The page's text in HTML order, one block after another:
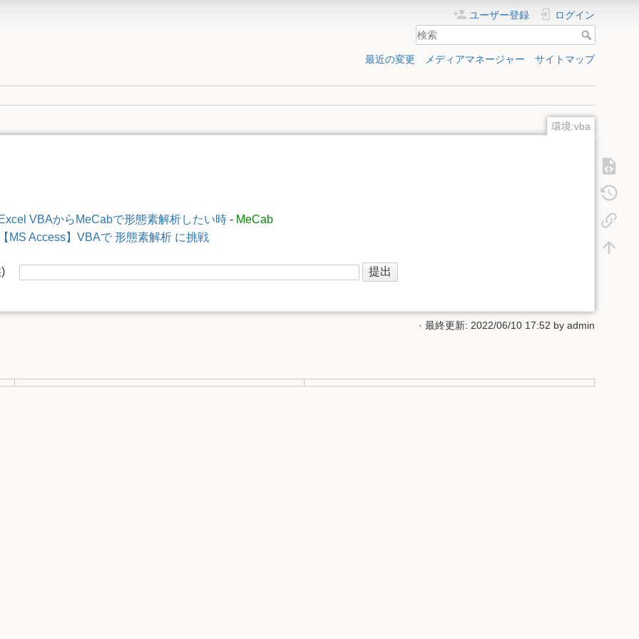
ユーザー登録 ログイン
最近の変更 メディアマネージャー サイトマップ
環境:vba
Excel VBAからMeCabで形態素解析したい時 - MeCab
【MS Access】VBAで 形態素解析 に挑戦
)
· 最終更新: 2022/06/10 17:52 by admin